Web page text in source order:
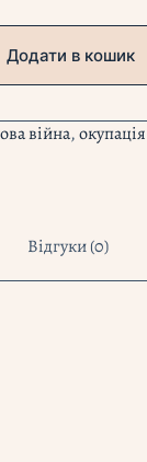
Додати в кошик
війна,
Відгуки (0)